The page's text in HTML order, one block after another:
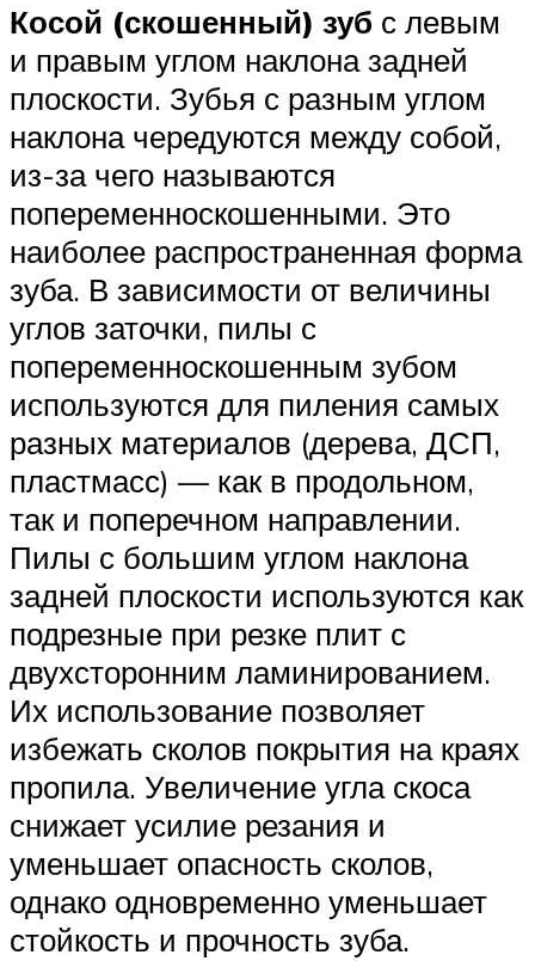
Косой (скошенный) зуб с левым
и правым углом наклона задней
плоскости. Зубья с разным углом
наклона чередуются между собой,
из-за чего называются
попеременноскошенными. Это
наиболее распространенная форма
зуба. В зависимости от величины
углов заточки, пилы с
попеременноскошенным зубом
используются для пиления самых
разных материалов (дерева, ДСП,
пластмасс) — как в продольном,
так и поперечном направлении.
Пилы с большим углом наклона
задней плоскости используются как
подрезные при резке плит с
двухсторонним ламинированием.
Их использование позволяет
избежать сколов покрытия на краях
пропила. Увеличение угла скоса
снижает усилие резания и
уменьшает опасность сколов,
однако одновременно уменьшает
стойкость и прочность зуба.